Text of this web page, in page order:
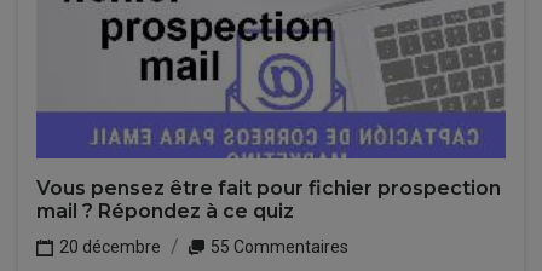
Vous pensez être fait pour fichier prospection
mail ? Répondez à ce quiz
20 décembre
55 Commentaires